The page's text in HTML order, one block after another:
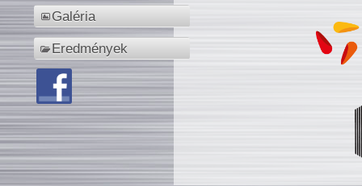
Galéria
Eredmények